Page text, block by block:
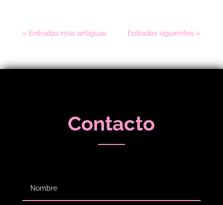
« Entradas más antiguas Entradas siguientes »
Contacto